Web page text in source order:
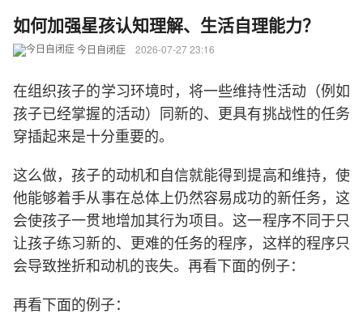
如何加强星孩认知理解、生活自理能力？
今日自闭症 2026-07-27 23:16
在组织孩子的学习环境时，将一些维持性活动（例如
孩子已经掌握的活动）同新的、更具有挑战性的任务
穿插起来是十分重要的。
这么做，孩子的动机和自信就能得到提高和维持，使
他能够着手从事在总体上仍然容易成功的新任务，这
会使孩子一贯地增加其行为项目。这一程序不同于只
让孩子练习新的、更难的任务的程序，这样的程序只
会导致挫折和动机的丧失。再看下面的例子：
再看下面的例子：